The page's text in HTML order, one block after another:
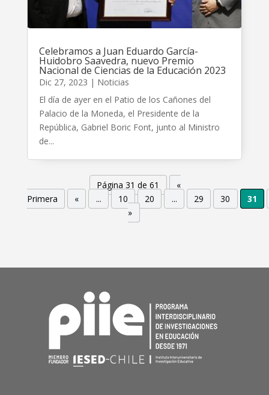
Celebramos a Juan Eduardo García-
Huidobro Saavedra, nuevo Premio
Nacional de Ciencias de la Educación 2023
Dic 27, 2023 | Noticias
El día de ayer en el Patio de los Cañones del
Palacio de la Moneda, el Presidente de la
República, Gabriel Boric Font, junto al Ministro
de...
Página 31 de 61
«
Primera
« ... 10 20 ... 29 30
31
»